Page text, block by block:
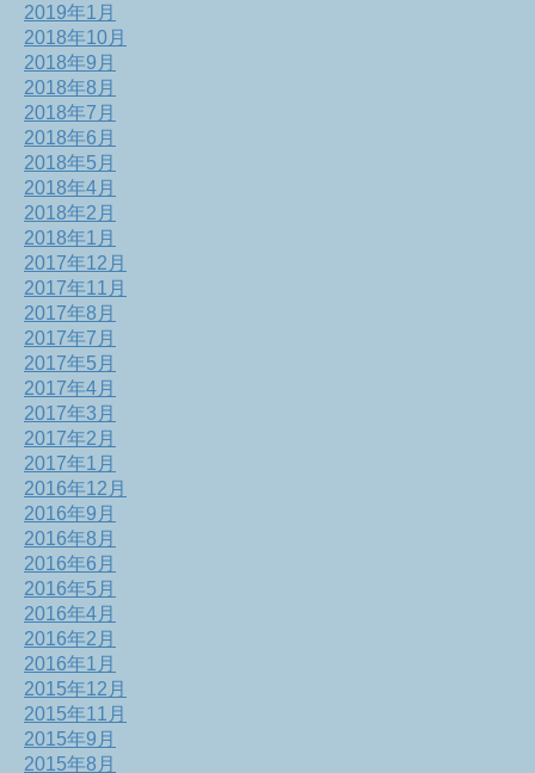
2019年1月
2018年10月
2018年9月
2018年8月
2018年7月
2018年6月
2018年5月
2018年4月
2018年2月
2018年1月
2017年12月
2017年11月
2017年8月
2017年7月
2017年5月
2017年4月
2017年3月
2017年2月
2017年1月
2016年12月
2016年9月
2016年8月
2016年6月
2016年5月
2016年4月
2016年2月
2016年1月
2015年12月
2015年11月
2015年9月
2015年8月